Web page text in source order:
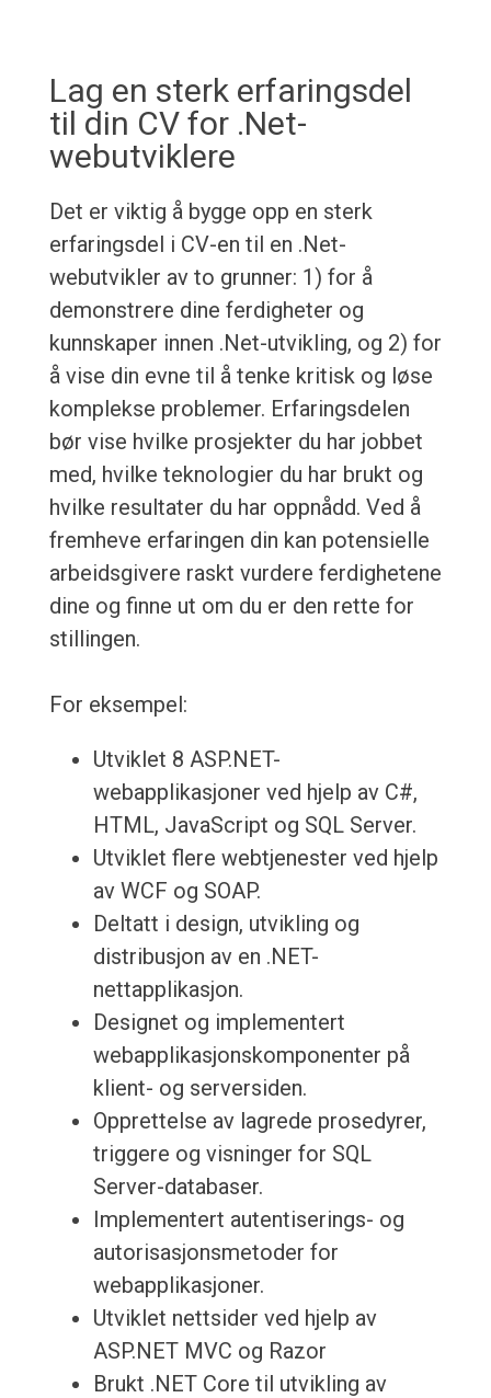
Lag en sterk erfaringsdel
til din CV for .Net-
webutviklere
Det er viktig å bygge opp en sterk
erfaringsdel i CV-en til en .Net-
webutvikler av to grunner: 1) for å
demonstrere dine ferdigheter og
kunnskaper innen .Net-utvikling, og 2) for
å vise din evne til å tenke kritisk og løse
komplekse problemer. Erfaringsdelen
bør vise hvilke prosjekter du har jobbet
med, hvilke teknologier du har brukt og
hvilke resultater du har oppnådd. Ved å
fremheve erfaringen din kan potensielle
arbeidsgivere raskt vurdere ferdighetene
dine og finne ut om du er den rette for
stillingen.
For eksempel:
Utviklet 8 ASP.NET-
webapplikasjoner ved hjelp av C#,
HTML, JavaScript og SQL Server.
Utviklet flere webtjenester ved hjelp
av WCF og SOAP.
Deltatt i design, utvikling og
distribusjon av en .NET-
nettapplikasjon.
Designet og implementert
webapplikasjonskomponenter på
klient- og serversiden.
Opprettelse av lagrede prosedyrer,
triggere og visninger for SQL
Server-databaser.
Implementert autentiserings- og
autorisasjonsmetoder for
webapplikasjoner.
Utviklet nettsider ved hjelp av
ASP.NET MVC og Razor
Brukt .NET Core til utvikling av